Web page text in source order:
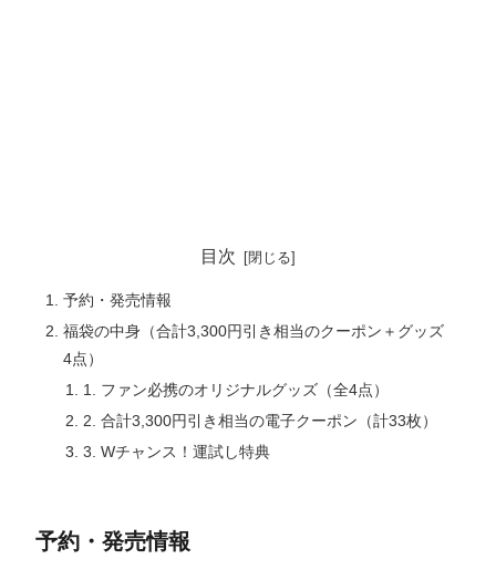
目次
予約・発売情報
福袋の中身（合計3,300円引き相当のクーポン＋グッズ
4点）
1. ファン必携のオリジナルグッズ（全4点）
2. 合計3,300円引き相当の電子クーポン（計33枚）
3. Wチャンス！運試し特典
予約・発売情報